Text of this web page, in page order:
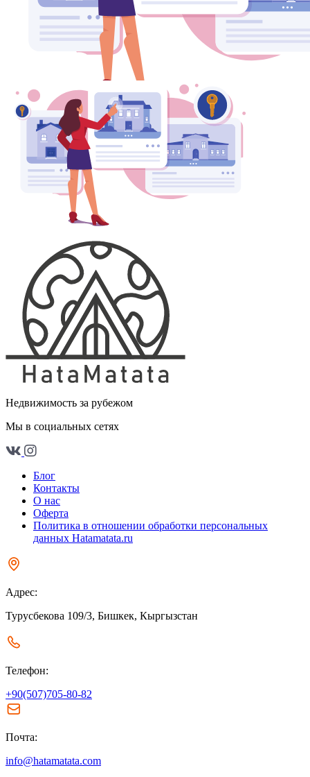
Недвижимость за рубежом
Мы в социальных сетях
Блог
Контакты
О нас
Оферта
Политика в отношении обработки персональных
данных Hatamatata.ru
Адрес:
Турусбекова 109/3, Бишкек, Кыргызстан
Телефон:
+90(507)705-80-82
Почта:
info@hatamatata.com